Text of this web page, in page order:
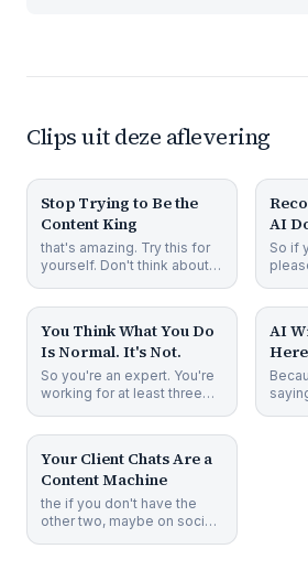
Clips uit deze aflevering
Stop Trying to Be the
Content King
that's amazing. Try this for
yourself. Don't think about it
AI
So if
1 min 6s
You Think What You Do
Is Normal. It's Not.
So you're an expert. You're
working for at least three
AI
1 min 15s
Your Client Chats Are a
Content Machine
the if you don't have the
other two, maybe on social